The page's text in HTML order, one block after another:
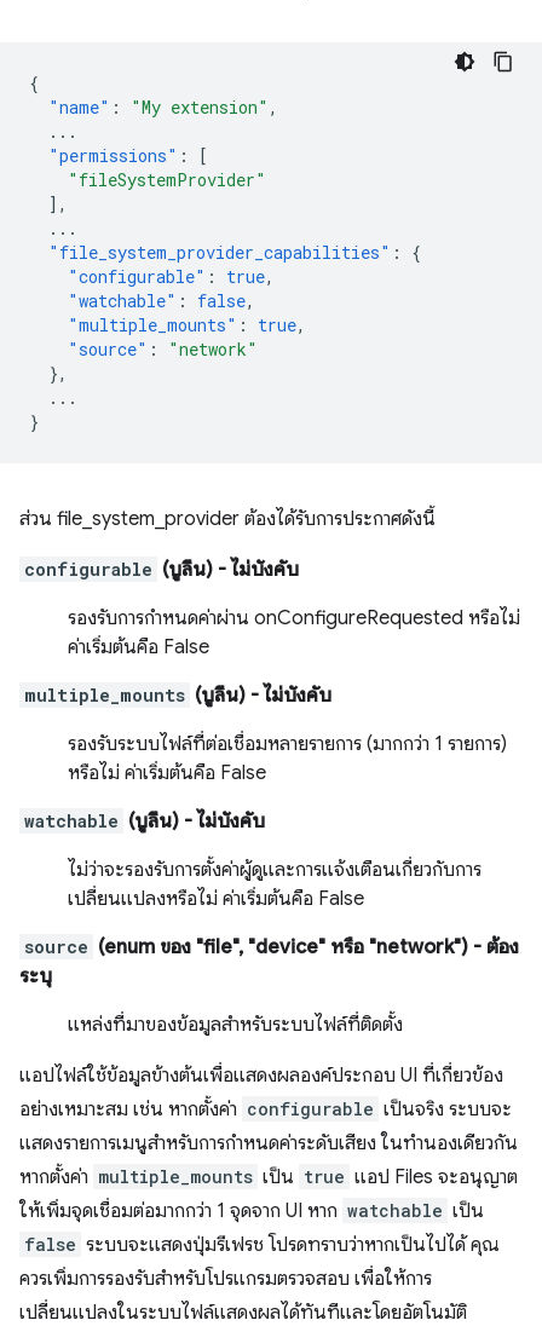
{
"name" : "My extension" ,
...
"permissions" :
[
"fileSystemProvider"
],
...
"file_system_provider_capabilities" :
{
"configurable" : true,
"watchable" : false,
"multiple_mounts" : true,
"source" :
"network"
},
...
}
ส่วน file_system_provider ต้องได้รับการประกาศดังนี้
configurable (บูลีน) - ไม่บังคับ
รองรับการกำหนดค่าผ่าน onConfigureRequested หรือไม่
ค่าเริ่มต้นคือ False
multiple_mounts (บูลีน) - ไม่บังคับ
รองรับระบบไฟล์ที่ต่อเชื่อมหลายรายการ (มากกว่า 1 รายการ)
หรือไม่ ค่าเริ่มต้นคือ False
watchable (บูลีน) - ไม่บังคับ
ไม่ว่าจะรองรับการตั้งค่าผู้ดูและการแจ้งเตือนเกี่ยวกับการ
เปลี่ยนแปลงหรือไม่ ค่าเริ่มต้นคือ False
source (enum ของ "file", "device" หรือ "network") - ต้อง
ระบุ
แหล่งที่มาของข้อมูลสำหรับระบบไฟล์ที่ติดตั้ง
แอปไฟล์ใช้ข้อมูลข้างต้นเพื่อแสดงผลองค์ประกอบ UI ที่เกี่ยวข้อง
อย่างเหมาะสม เช่น หากตั้งค่า configurable เป็นจริง ระบบจะ
แสดงรายการเมนูสำหรับการกำหนดค่าระดับเสียง ในทำนองเดียวกัน
หากตั้งค่า multiple_mounts เป็น true แอป Files จะอนุญาต
ให้เพิ่มจุดเชื่อมต่อมากกว่า 1 จุดจาก UI หาก watchable เป็น
false ระบบจะแสดงปุ่มรีเฟรช โปรดทราบว่าหากเป็นไปได้ คุณ
ควรเพิ่มการรองรับสำหรับโปรแกรมตรวจสอบ เพื่อให้การ
เปลี่ยนแปลงในระบบไฟล์แสดงผลได้ทันทีและโดยอัตโนมัติ